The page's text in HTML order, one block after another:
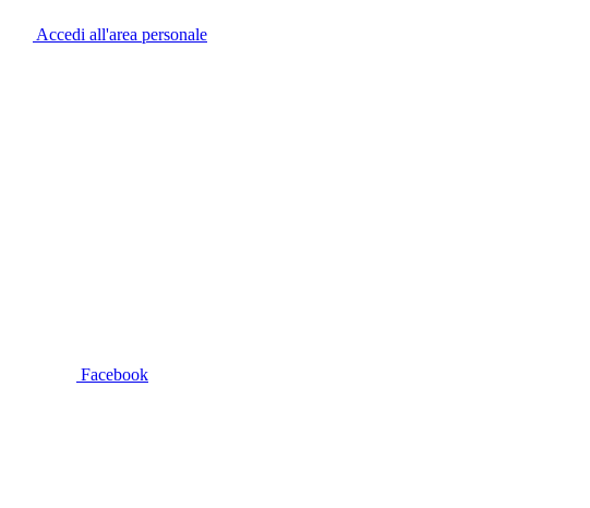
Accedi all'area personale
Facebook